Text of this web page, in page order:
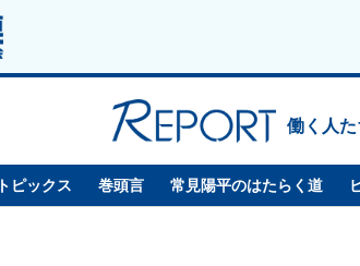
働く人
トピックス 巻頭言 常見陽平のはたらく道